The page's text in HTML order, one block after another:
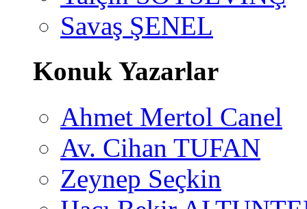
Savaş ŞENEL
Konuk Yazarlar
Ahmet Mertol Canel
Av. Cihan TUFAN
Zeynep Seçkin